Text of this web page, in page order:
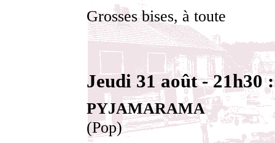
Grosses bises, à toute
Jeudi 31 août - 21h30
PYJAMARAMA
(Pop)